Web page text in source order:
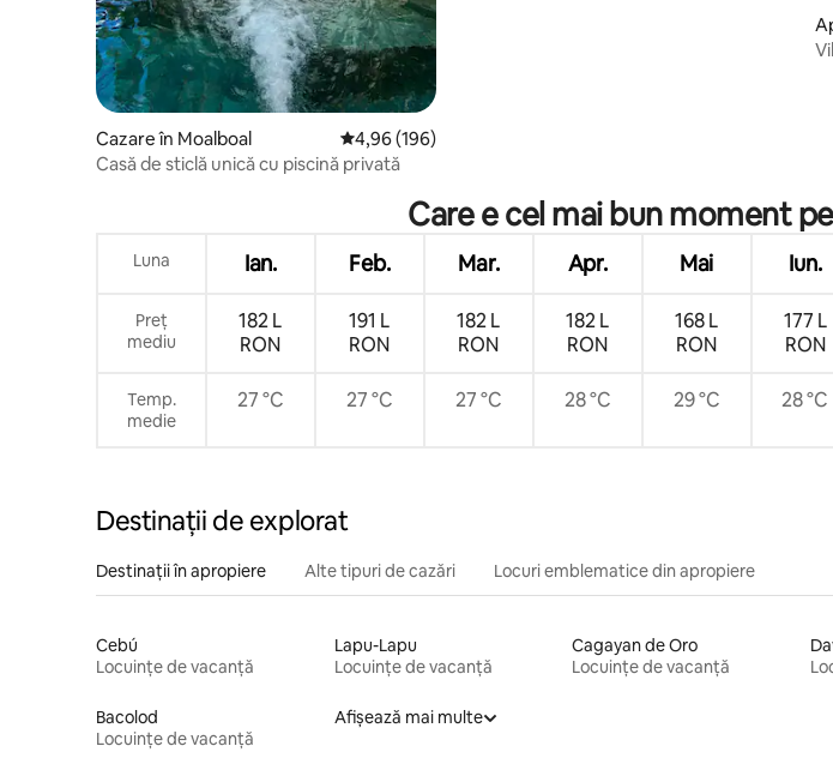
Cazare în Moalboal Scor mediu de 4,96 din 5, 196 recenzii
4,96 (196)
Casă de sticlă unică cu piscină privată
Care e cel mai bun moment
Luna Ian. Feb. Mar. Apr. Mai Iun.
Preț
mediu
182 L
RON
191 L
RON
182 L
RON
182 L
RON
168 L
RON
177 L
RON
Temp.
medie
27 °C 27 °C 27 °C 28 °C 29 °C 28 °C
Destinații de explorat
Destinații în apropiere Alte tipuri de cazări Locuri emblematice din apropiere
Cebú
Locuințe de vacanță
Lapu-Lapu
Locuințe de vacanță
Cagayan de Oro
Locuințe de vacanță
Bacolod
Locuințe de vacanță
Afișează mai multe